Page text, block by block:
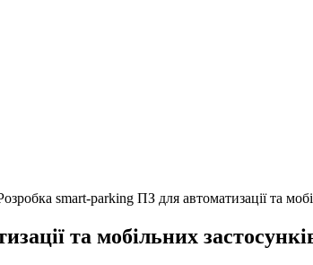
smart-parking ПЗ для автоматизації та
та мобільних